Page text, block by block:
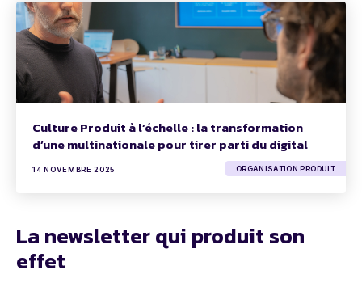
Culture Produit à l’échelle : la transformation
d’une multinationale pour tirer parti du digital
14 NOVEMBRE 2025 ORGANISATION PRODUIT
La newsletter qui produit son
effet